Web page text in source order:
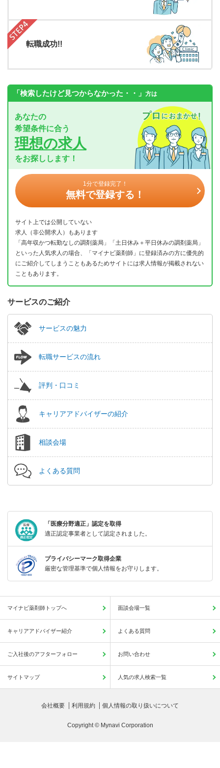
転職成功!!
「検索したけど見つからなかった・・」 方は
あなたの
希望条件に合う
理想の求人
をお探しします！
1分で登録完了！
無料で登録する！
サイト上では公開していない
求人（非公開求人）もあります
「高年収かつ転勤なしの調剤薬局」「土日休み＋平日休みの調剤薬局」
といった人気求人の場合、「マイナビ薬剤師」に登録済みの方に優先的
にご紹介してしまうこともあるためサイトには求人情報が掲載されない
こともあります。
サービスのご紹介
サービスの魅力
転職サービスの流れ
評判・口コミ
キャリアアドバイザーの紹介
相談会場
よくある質問
「医療分野適正」認定を取得
適正認定事業者として認定されました。
プライバシーマーク取得企業
厳密な管理基準で個人情報をお守りします。
マイナビ薬剤師トップへ 面談会場一覧
キャリアアドバイザー紹介 よくある質問
ご入社後のアフターフォロー お問い合わせ
サイトマップ 人気の求人検索一覧
会社概要 利用規約 個人情報の取り扱いについて
Copyright © Mynavi Corporation